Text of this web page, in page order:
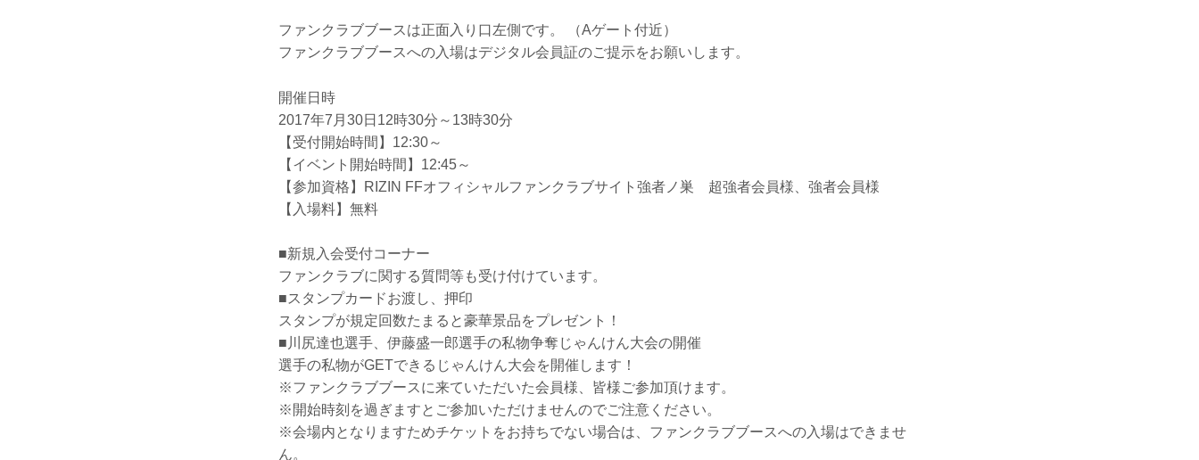
ファンクラブブースは正面入り口左側です。 （Aゲート付近）
ファンクラブブースへの入場はデジタル会員証のご提示をお願いします。
開催日時
2017年7月30日12時30分～13時30分
【受付開始時間】12:30～
【イベント開始時間】12:45～
【参加資格】RIZIN FFオフィシャルファンクラブサイト強者ノ巣 超強者会員様、強者会員様
【入場料】無料
■新規入会受付コーナー
ファンクラブに関する質問等も受け付けています。
■スタンプカードお渡し、押印
スタンプが規定回数たまると豪華景品をプレゼント！
■川尻達也選手、伊藤盛一郎選手の私物争奪じゃんけん大会の開催
選手の私物がGETできるじゃんけん大会を開催します！
※ファンクラブブースに来ていただいた会員様、皆様ご参加頂けます。
※開始時刻を過ぎますとご参加いただけませんのでご注意ください。
※会場内となりますためチケットをお持ちでない場合は、ファンクラブブースへの入場はできませ
ん。